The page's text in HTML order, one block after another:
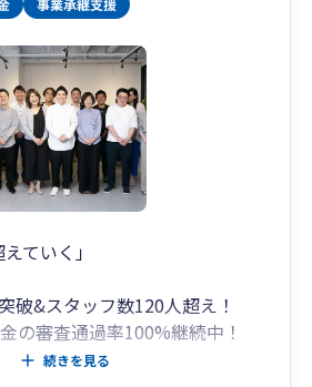
ていく」
破&スタッフ数120人超え！
の審査通過率100%継続中！
法人併設）
続きを見る